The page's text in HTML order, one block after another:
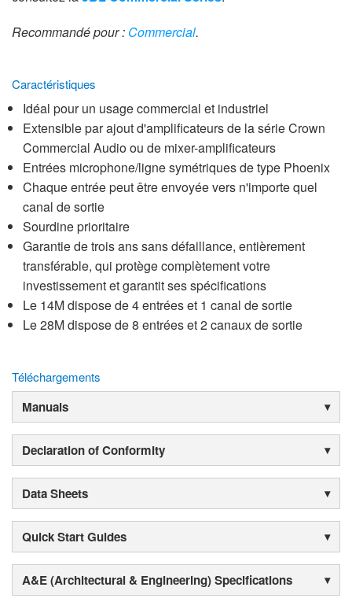
Recommandé pour : Commercial.
Caractéristiques
Idéal pour un usage commercial et industriel
Extensible par ajout d'amplificateurs de la série Crown
Commercial Audio ou de mixer-amplificateurs
Entrées microphone/ligne symétriques de type Phoenix
Chaque entrée peut être envoyée vers n'importe quel
canal de sortie
Sourdine prioritaire
Garantie de trois ans sans défaillance, entièrement
transférable, qui protège complètement votre
investissement et garantit ses spécifications
Le 14M dispose de 4 entrées et 1 canal de sortie
Le 28M dispose de 8 entrées et 2 canaux de sortie
Téléchargements
Manuals
Declaration of Conformity
Data Sheets
Quick Start Guides
A&E (Architectural & Engineering) Specifications